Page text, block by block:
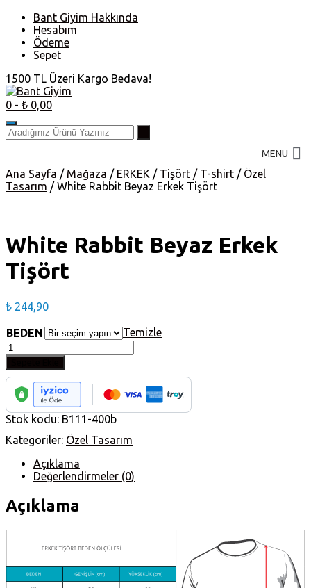
Skip
content
Bant Giyim Hakkında
Hesabım
Ödeme
Sepet
1500 TL Üzeri Kargo Bedava!
0 - ₺ 0,00
MENU
Ana Sayfa / Mağaza / ERKEK / Tişört / T-shirt / Özel
Tasarım / White Rabbit Beyaz Erkek Tişört
White Rabbit Beyaz Erkek
Tişört
₺ 244,90
BEDEN
Temizle
White
Rabbit
Beyaz
Erkek
Tişört
adet
Stok kodu: B111-400b
Kategoriler: Özel Tasarım
Açıklama
Değerlendirmeler (0)
Açıklama